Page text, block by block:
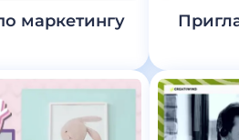
маркетингу